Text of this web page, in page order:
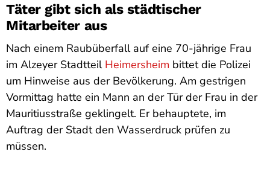
Täter gibt sich als städtischer
Mitarbeiter aus
Nach einem Raubüberfall auf eine 70-jährige Frau
im Alzeyer Stadtteil Heimersheim bittet die Polizei
um Hinweise aus der Bevölkerung. Am gestrigen
Vormittag hatte ein Mann an der Tür der Frau in der
Mauritiusstraße geklingelt. Er behauptete, im
Auftrag der Stadt den Wasserdruck prüfen zu
müssen.